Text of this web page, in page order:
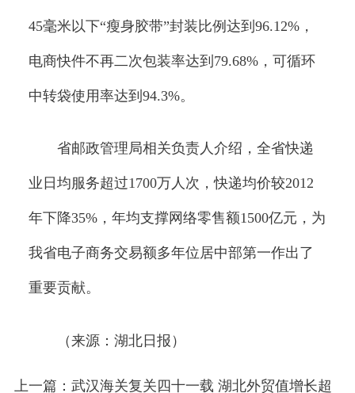
45毫米以下“瘦身胶带”封装比例达到96.12%，
电商快件不再二次包装率达到79.68%，可循环
中转袋使用率达到94.3%。
省邮政管理局相关负责人介绍，全省快递
业日均服务超过1700万人次，快递均价较2012
年下降35%，年均支撑网络零售额1500亿元，为
我省电子商务交易额多年位居中部第一作出了
重要贡献。
（来源：湖北日报）
上一篇：武汉海关复关四十一载 湖北外贸值增长超